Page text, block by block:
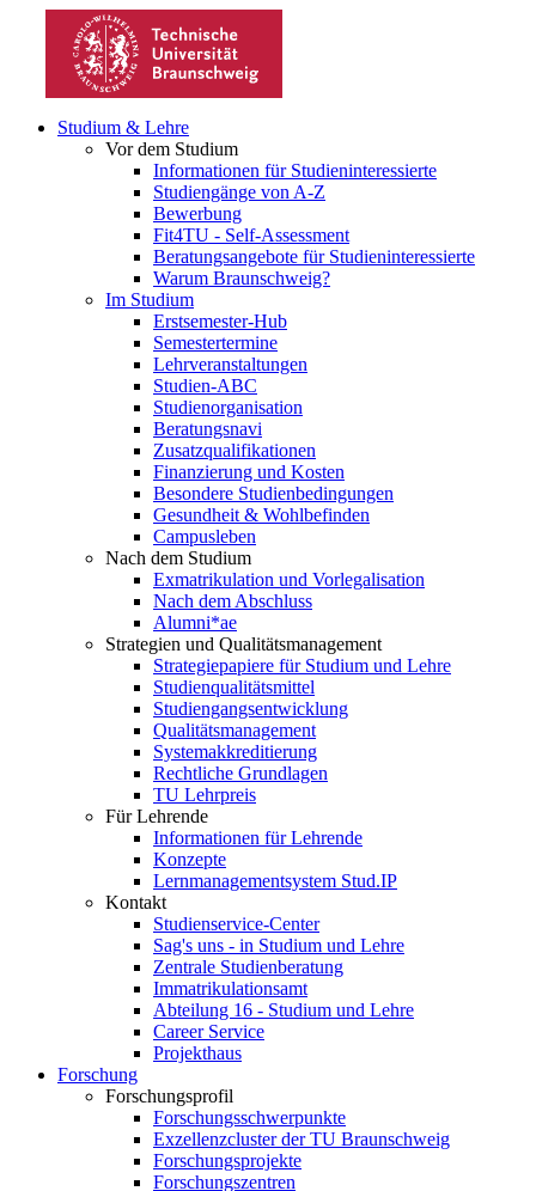
Studium & Lehre
Vor dem Studium
Informationen für Studieninteressierte
Studiengänge von A-Z
Bewerbung
Fit4TU - Self-Assessment
Beratungsangebote für Studieninteressierte
Warum Braunschweig?
Im Studium
Erstsemester-Hub
Semestertermine
Lehrveranstaltungen
Studien-ABC
Studienorganisation
Beratungsnavi
Zusatzqualifikationen
Finanzierung und Kosten
Besondere Studienbedingungen
Gesundheit & Wohlbefinden
Campusleben
Nach dem Studium
Exmatrikulation und Vorlegalisation
Nach dem Abschluss
Alumni*ae
Strategien und Qualitätsmanagement
Strategiepapiere für Studium und Lehre
Studienqualitätsmittel
Studiengangsentwicklung
Qualitätsmanagement
Systemakkreditierung
Rechtliche Grundlagen
TU Lehrpreis
Für Lehrende
Informationen für Lehrende
Konzepte
Lernmanagementsystem Stud.IP
Kontakt
Studienservice-Center
Sag's uns - in Studium und Lehre
Zentrale Studienberatung
Immatrikulationsamt
Abteilung 16 - Studium und Lehre
Career Service
Projekthaus
Forschung
Forschungsprofil
Forschungsschwerpunkte
Exzellenzcluster der TU Braunschweig
Forschungsprojekte
Forschungszentren